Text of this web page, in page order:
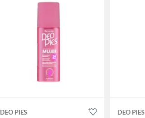
DEO PIES DEO PIES